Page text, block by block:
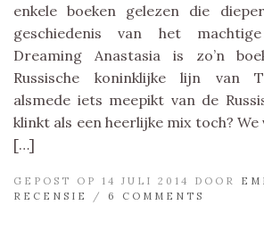
enkele boeken gelezen die
geschiedenis van het
Dreaming Anastasia is zo’n
Russische koninklijke lijn van
alsmede iets meepikt van de
klinkt als een heerlijke mix toch? We
[…]
GEPOST OP 14 JULI 2014 DOOR
RECENSIE
/ 6 COMMENTS